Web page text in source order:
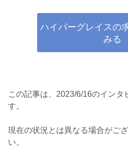
ハイパーグレイスの
みる
この記事は、2023/6/16のインタ
す。
現在の状況とは異なる場合がご
い。